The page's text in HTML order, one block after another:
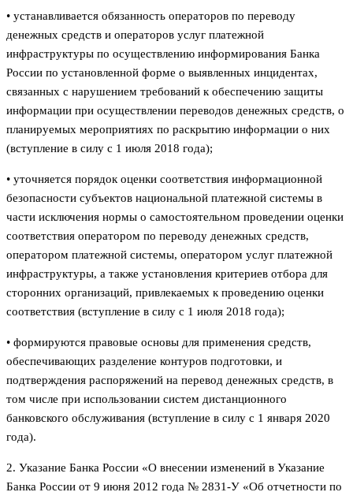
• устанавливается обязанность операторов по переводу
денежных средств и операторов услуг платежной
инфраструктуры по осуществлению информирования Банка
России по установленной форме о выявленных инцидентах,
связанных с нарушением требований к обеспечению защиты
информации при осуществлении переводов денежных средств, о
планируемых мероприятиях по раскрытию информации о них
(вступление в силу с 1 июля 2018 года);
• уточняется порядок оценки соответствия информационной
безопасности субъектов национальной платежной системы в
части исключения нормы о самостоятельном проведении оценки
соответствия оператором по переводу денежных средств,
оператором платежной системы, оператором услуг платежной
инфраструктуры, а также установления критериев отбора для
сторонних организаций, привлекаемых к проведению оценки
соответствия (вступление в силу с 1 июля 2018 года);
• формируются правовые основы для применения средств,
обеспечивающих разделение контуров подготовки, и
подтверждения распоряжений на перевод денежных средств, в
том числе при использовании систем дистанционного
банковского обслуживания (вступление в силу с 1 января 2020
года).
2. Указание Банка России «О внесении изменений в Указание
Банка России от 9 июня 2012 года № 2831-У «Об отчетности по